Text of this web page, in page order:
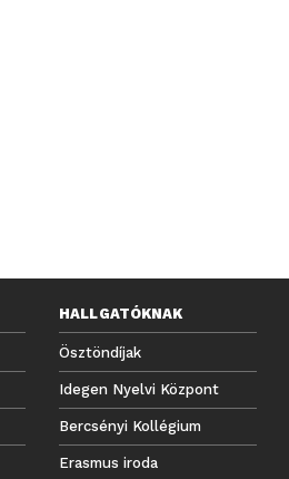
HALLGATÓKNAK
Ösztöndíjak
Idegen Nyelvi Központ
Bercsényi Kollégium
Erasmus iroda